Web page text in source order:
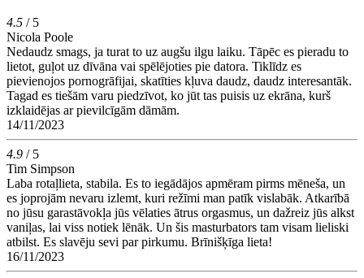
4.5 / 5
Nicola Poole
Nedaudz smags, ja turat to uz augšu ilgu laiku. Tāpēc es pieradu to
lietot, guļot uz dīvāna vai spēlējoties pie datora. Tiklīdz es
pievienojos pornogrāfijai, skatīties kļuva daudz, daudz interesantāk.
Tagad es tiešām varu piedzīvot, ko jūt tas puisis uz ekrāna, kurš
izklaidējas ar pievilcīgām dāmām.
14/11/2023
4.9 / 5
Tim Simpson
Laba rotaļlieta, stabila. Es to iegādājos apmēram pirms mēneša, un
es joprojām nevaru izlemt, kuri režīmi man patīk vislabāk. Atkarībā
no jūsu garastāvokļa jūs vēlaties ātrus orgasmus, un dažreiz jūs alkst
vaniļas, lai viss notiek lēnāk. Un šis masturbators tam visam lieliski
atbilst. Es slavēju sevi par pirkumu. Brīnišķīga lieta!
16/11/2023